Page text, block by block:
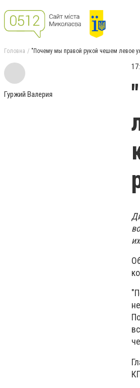
Головна "Почему мы правой рукой чешем левое
Гуржий Валерия